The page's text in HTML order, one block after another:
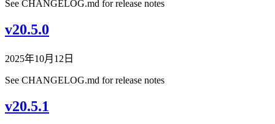
See CHANGELOG.md for release notes
v20.5.0
2025年10月12日
See CHANGELOG.md for release notes
v20.5.1